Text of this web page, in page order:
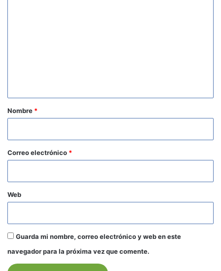
r
o
*
Nombre *
Correo electrónico *
Web
Guarda mi nombre, correo electrónico y web en este
navegador para la próxima vez que comente.